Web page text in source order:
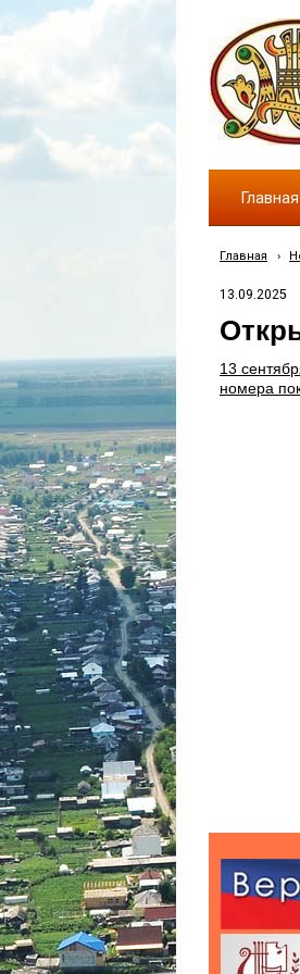
Главная
Главная ›
13.09.2025
13
номера